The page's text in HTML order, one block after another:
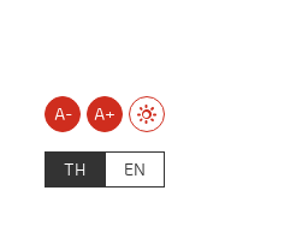
A-
A+
TH
EN